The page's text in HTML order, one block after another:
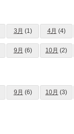
3月 (1) 4月 (4)
9月 (6) 10月 (2)
9月 (6) 10月 (3)